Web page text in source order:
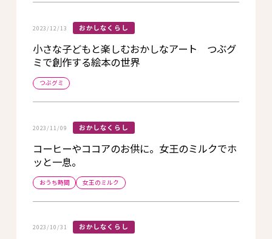
2023/12/13 おかしなくらし
小さな子どもと楽しむおかしなアート つぶグ
ミで創作する絵本の世界
つぶグミ
2023/11/09 おかしなくらし
コーヒーやココアのお供に。女王のミルクでホ
ッと一息。
おうち時間 女王のミルク
2023/10/31 おかしなくらし